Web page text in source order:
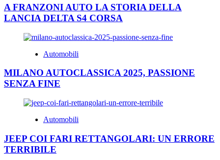
A FRANZONI AUTO LA STORIA DELLA
LANCIA DELTA S4 CORSA
Automobili
MILANO AUTOCLASSICA 2025, PASSIONE
SENZA FINE
Automobili
JEEP COI FARI RETTANGOLARI: UN ERRORE
TERRIBILE